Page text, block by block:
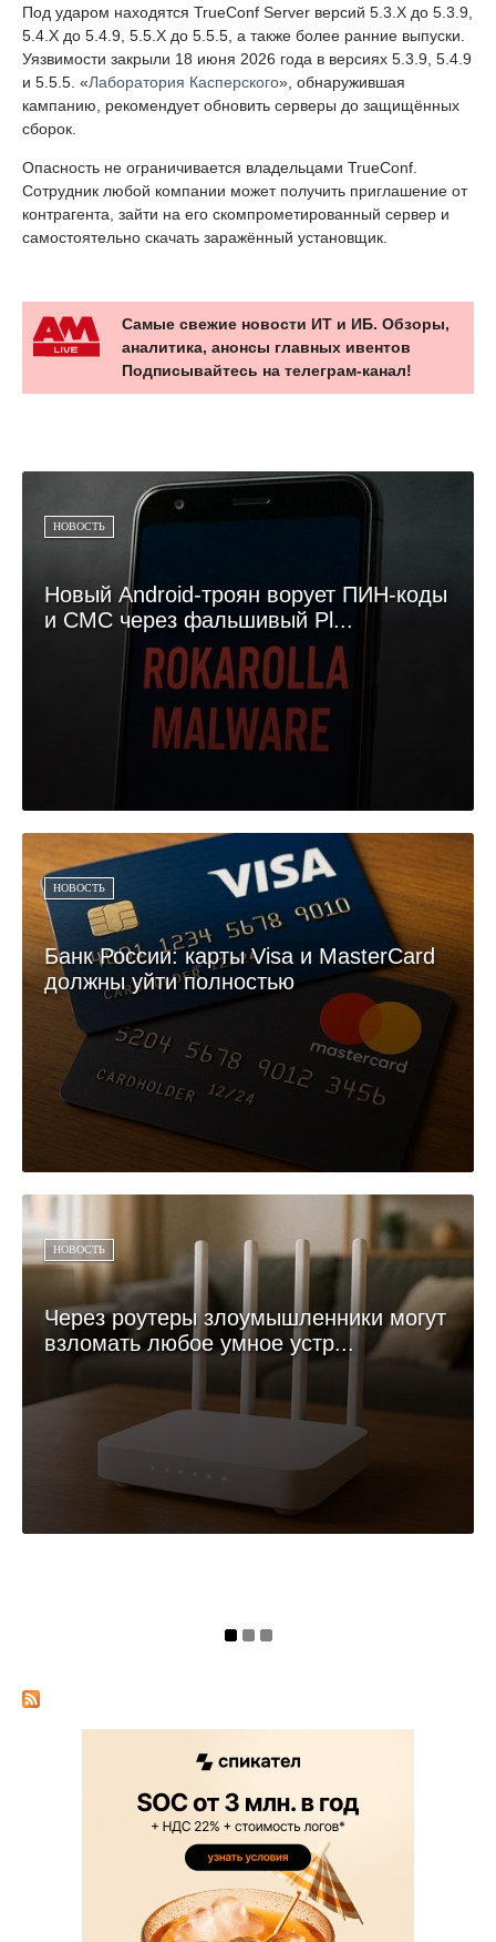
Под ударом находятся TrueConf Server версий 5.3.X до 5.3.9,
5.4.X до 5.4.9, 5.5.X до 5.5.5, а также более ранние выпуски.
Уязвимости закрыли 18 июня 2026 года в версиях 5.3.9, 5.4.9
и 5.5.5. «Лаборатория Касперского», обнаружившая
кампанию, рекомендует обновить серверы до защищённых
сборок.
Опасность не ограничивается владельцами TrueConf.
Сотрудник любой компании может получить приглашение от
контрагента, зайти на его скомпрометированный сервер и
самостоятельно скачать заражённый установщик.
Самые свежие новости ИТ и ИБ. Обзоры,
аналитика, анонсы главных ивентов
Подписывайтесь на телеграм-канал!
НОВОСТЬ
Новый Android-троян ворует ПИН-коды
и СМС через фальшивый Pl...
НОВОСТЬ
Банк России: карты Visa и MasterCard
должны уйти полностью
НОВОСТЬ
Через роутеры злоумышленники могут
взломать любое умное устр...